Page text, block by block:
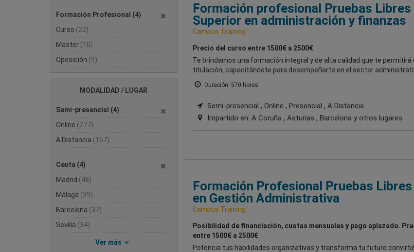
Formación Profesional (4)
Curso (22)
Master (10)
Oposición (9)
MODALIDAD / LUGAR
Semi-presencial (4)
Online (277)
A Distancia (167)
Ceuta (4)
Madrid (48)
Málaga (39)
Barcelona (37)
Sevilla (34)
Ver más
Formación profesional Pruebas Libres
Superior en administración y finanzas
Campus Training
Precio del curso entre 1500€ a 2500€
Te brindamos una formación integral y de alta calidad que te permitirá
titulación, capacitándote para desempeñarte en el sector
Duración: 570 horas
Semi-presencial , Online , Presencial , A Distancia
Impartido en: A Coruña , Asturias , Barcelona y otros lugares
Formación Profesional Pruebas
en Gestión Administrativa
Campus Training
Posibilidad de financiación, cuotas mensuales y pago aplazado.
entre 1500€ a 2500€
Potencia tus habilidades organizativas y transforma tu futuro